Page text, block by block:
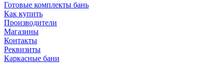
Готовые комплекты бань
Как купить
Производители
Магазины
Контакты
Реквизиты
Каркасные бани